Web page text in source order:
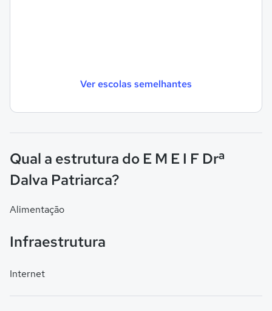
Ver escolas semelhantes
Qual a estrutura do E M E I F Drª
Dalva Patriarca?
Alimentação
Infraestrutura
Internet